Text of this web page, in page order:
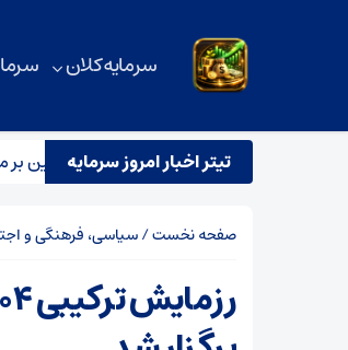
سرمایه کلان
تیتر اخبار امروز سرمایه
بررسی آماری بورس کالا؛ رکود سنگین بر
صفحه نخست/سیاسی، فرهنگی و